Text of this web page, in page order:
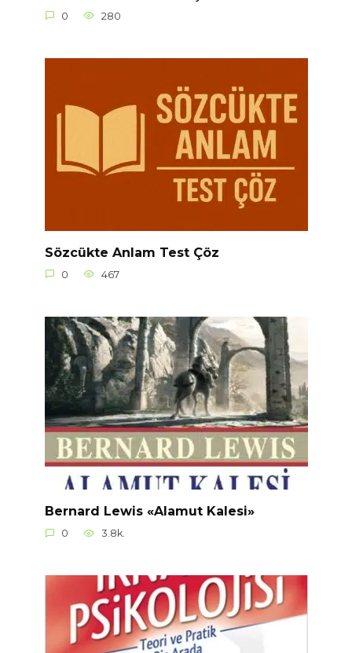
0 280
Sözcükte Anlam Test Çöz
0 467
Bernard Lewis «Alamut Kalesi»
0 3.8k.